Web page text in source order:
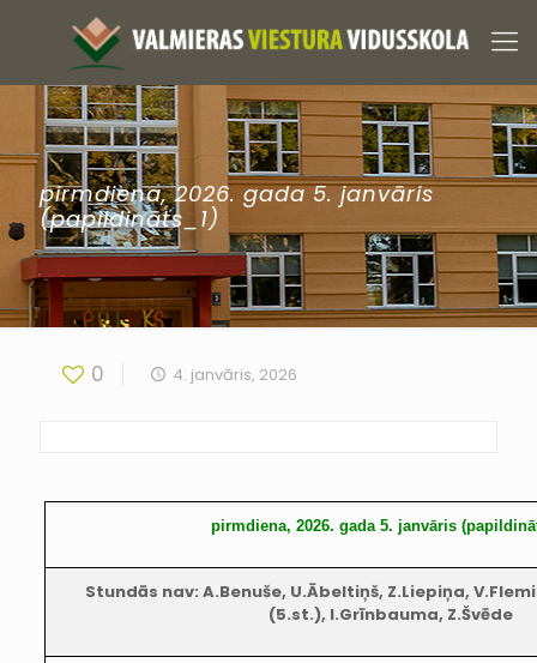
pirmdiena, 2026. gada 5. janvāris
(papildināts_1)
0 4. janvāris, 2026
pirmdiena, 2026. gada 5. janvāris
Stundās nav: A.Benuše, U.Ābeltiņš, Z.Liepiņa,
(5.st.), I.Grīnbauma, Z.Švēde